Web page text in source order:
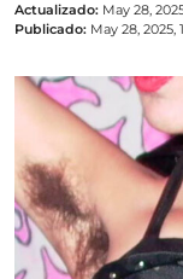
Actualizado: May 28,
Publicado: May 28, 2025,